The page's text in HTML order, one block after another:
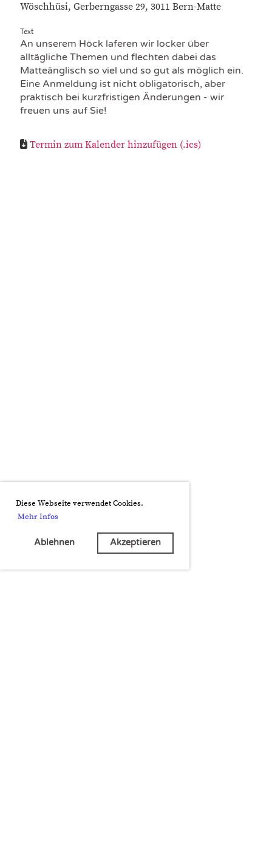
Diese Webseite verwendet Cookies.
Mehr Infos
Ablehnen Akzeptieren
Wöschhüsi, Gerberngasse 29, 3011 Bern-Matte
Text
An unserem Höck laferen wir locker über
alltägliche Themen und flechten dabei das
Matteänglisch so viel und so gut als möglich ein.
Eine Anmeldung ist nicht obligatorisch, aber
praktisch bei kurzfristigen Änderungen - wir
freuen uns auf Sie!
Termin zum Kalender hinzufügen (.ics)